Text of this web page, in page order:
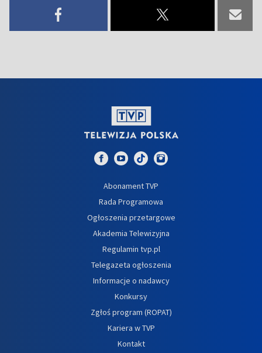
Abonament TVP
Rada Programowa
Ogłoszenia przetargowe
Akademia Telewizyjna
Regulamin tvp.pl
Telegazeta ogłoszenia
Informacje o nadawcy
Konkursy
Zgłoś program (ROPAT)
Kariera w TVP
Kontakt